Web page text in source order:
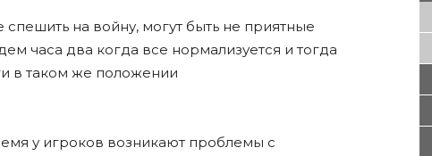
спешить на войну, могут быть не приятные
часа два когда все нормализуется и тогда
в таком же положении
у игроков возникают проблемы с